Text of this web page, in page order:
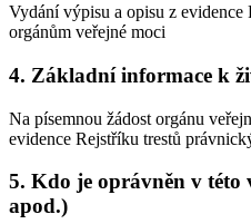
Vydání výpisu a opisu z
orgánům veřejné moci
4. Základní informace k
Na písemnou žádost orgánu
evidence Rejstříku trestů
5. Kdo je oprávněn v této
apod.)